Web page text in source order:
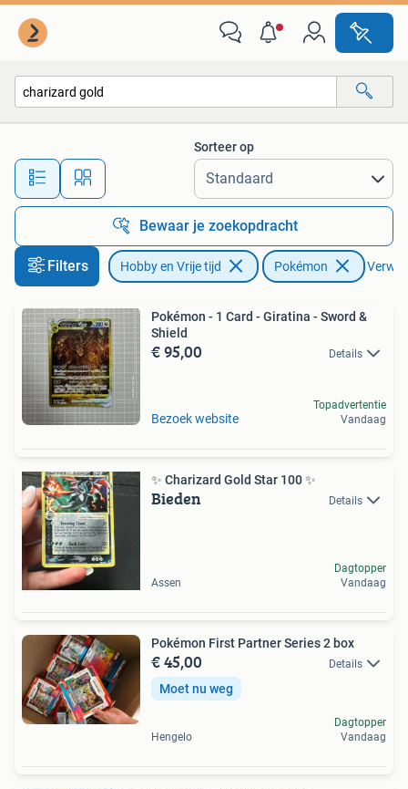
Alle afstanden…
Sorteer op
Bewaar je zoekopdracht
Filters Hobby en Vrije tijd Pokémon
Pokémon - 1 Card - Giratina - Sword &
Shield
€ 95,00 Details
Bezoek website
Topadvertentie
Vandaag
✨ Charizard Gold Star 100 ✨
Bieden Details
Assen
Dagtopper
Vandaag
Pokémon First Partner Series 2 box
€ 45,00 Details
Moet nu weg
Hengelo
Dagtopper
Vandaag